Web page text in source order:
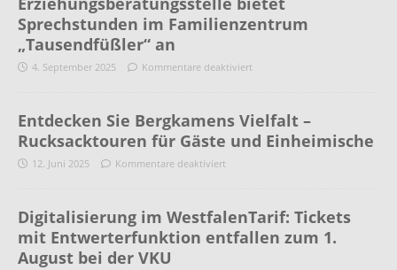
Sprechstunden im Familienzentrum
„Tausendfüßler“ an
4. September 2025 Kommentare deaktiviert
Entdecken Sie Bergkamens Vielfalt –
Rucksacktouren für Gäste und Einheimische
12. Juni 2025 Kommentare deaktiviert
Digitalisierung im WestfalenTarif: Tickets
mit Entwerterfunktion entfallen zum 1.
August bei der VKU